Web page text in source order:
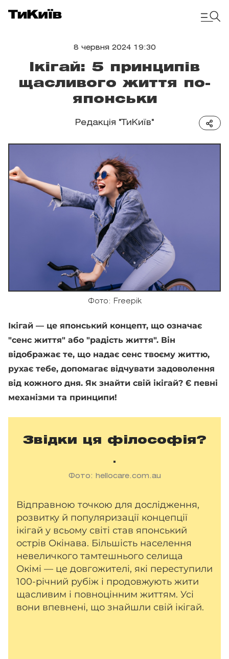
8 червня 2024 19:30
Ікігай: 5 принципів
щасливого життя по-
японськи
Редакція "ТиКиїв"
Фото: Freepik
Ікігай — це японський концепт, що означає
"сенс життя" або "радість життя". Він
відображає те, що надає сенс твоєму життю,
рухає тебе, допомагає відчувати задоволення
від кожного дня. Як знайти свій ікігай? Є певні
механізми та принципи!
Звідки ця філософія?
Фото: hellocare.com.au
Відправною точкою для дослідження,
розвитку й популяризації концепції
ікігай у всьому світі став японський
острів Окінава. Більшість населення
невеличкого тамтешнього селища
Окімі — це довгожителі, які переступили
100-річний рубіж і продовжують жити
щасливим і повноцінним життям. Усі
вони впевнені, що знайшли свій ікігай.